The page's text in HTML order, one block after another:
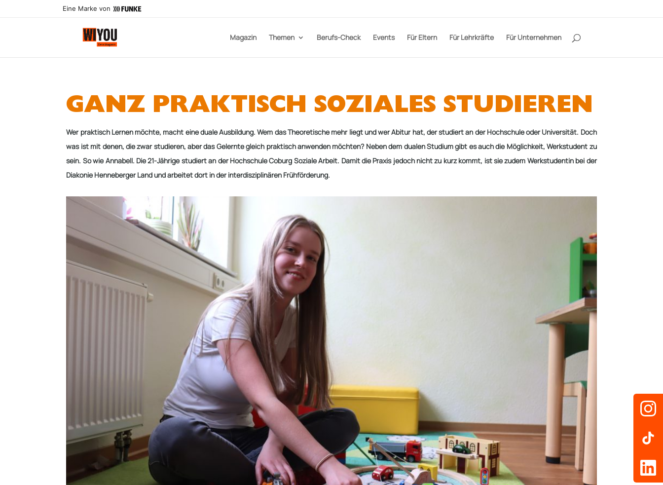
Eine Marke von
Magazin Themen Berufs-Check Events Für Eltern Für Lehrkräfte Für Unternehmen
GANZ PRAKTISCH SOZIALES STUDIEREN
Wer praktisch Lernen möchte, macht eine duale Ausbildung. Wem das Theoretische mehr liegt und wer Abitur hat, der studiert an der Hochschule oder Universität. Doch
was ist mit denen, diezwar studieren, aber das Gelernte gleich praktisch anwenden möchten? Neben dem dualen Studium gibt es auch die Möglichkeit, Werkstudent zu
sein. So wie Annabell. Die 21-Jährige studiertan der Hoch­schule Coburg Soziale Arbeit. Damit die Praxis jedoch nicht zu kurz kommt, ist sie zudem Werkstudentin bei der
Diakonie Henne­berger Land und arbeitet dort in der interdisziplinären Frühförderung.